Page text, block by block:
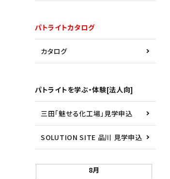
パトライトカタログ
カタログ
パトライトを学ぶ・体験[法人向]
三田「魅せる化工場」見学申込
SOLUTION SITE 品川 見学申込
8月